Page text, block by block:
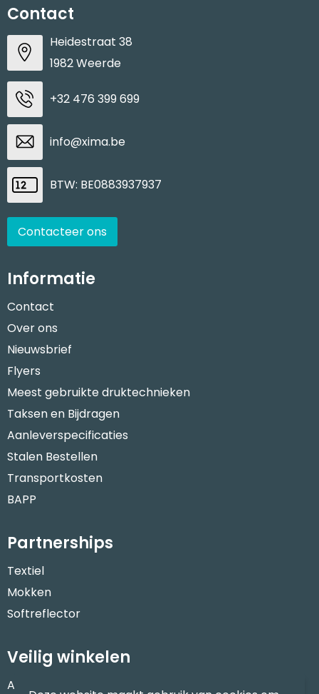
Contact
Heidestraat 38
1982 Weerde
+32 476 399 699
info@xima.be
BTW: BE0883937937
Contacteer ons
Informatie
Contact
Over ons
Nieuwsbrief
Flyers
Meest gebruikte druktechnieken
Taksen en Bijdragen
Aanleverspecificaties
Stalen Bestellen
Transportkosten
BAPP
Partnerships
Textiel
Mokken
Softreflector
Veilig winkelen
Algemene voorwaarden